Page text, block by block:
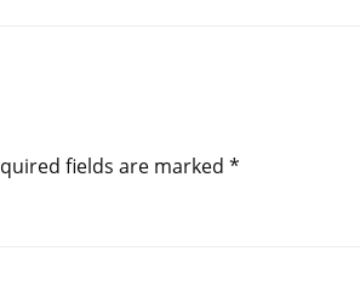
fields are marked *